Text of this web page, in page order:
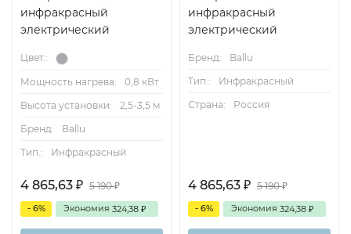
инфракрасный
электрический
Цвет.:
Мощность нагрева:
0,8 кВт
Высота установки:
2,5-3,5 м
Бренд:
Ballu
Тип.:
Инфракрасный
4 865,63 ₽ 5 190₽
- 6% Экономия 324,38 ₽
инфракрасный
электрический
Бренд:
Ballu
Тип.:
Инфракрасный
Страна:
Россия
4 865,63 ₽ 5 190₽
- 6% Экономия 324,38 ₽